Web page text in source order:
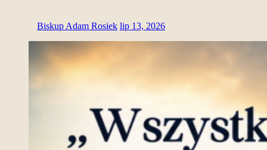
Biskup Adam Rosiek lip 13, 2026